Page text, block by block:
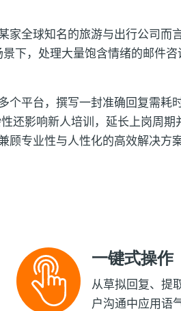
家全球知名的旅游与出行公司而
下，处理大量饱含情绪的邮件咨
个平台，撰写一封准确回复需耗
还影响新人培训，延长上岗周期
专业性与人性化的高效解决方案
一键式操作
从草拟回复、提
户沟通中应用语